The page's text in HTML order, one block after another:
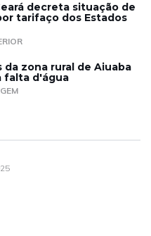
decreta situação de
tarifaço dos Estados
da zona rural de Aiuaba
falta d'água